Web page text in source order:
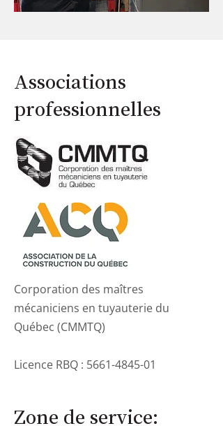
Associations
professionnelles
Corporation des maîtres
mécaniciens en tuyauterie du
Québec (CMMTQ)
Licence RBQ : 5661-4845-01
Zone de service: